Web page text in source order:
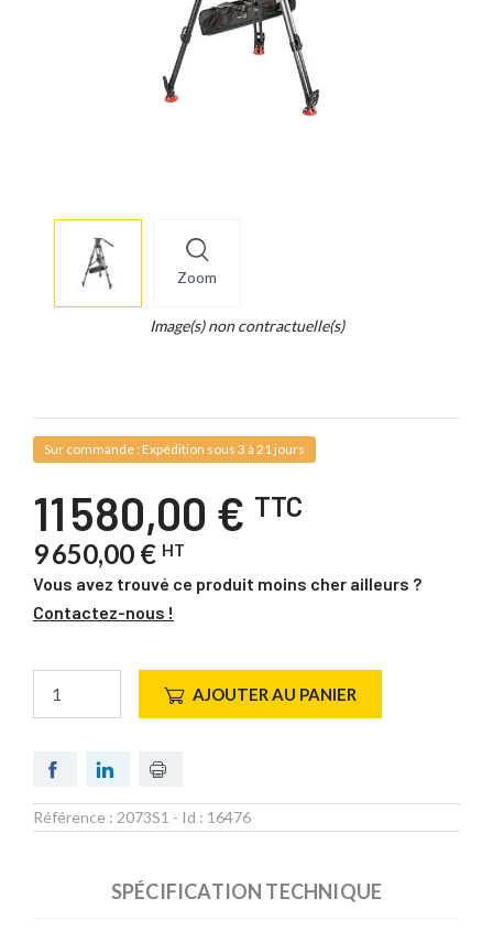
Zoom
info
Legend...
Image(s) non contractuelle(s)
Sur commande : Expédition sous 3 à 21 jours
11 580,00 € TTC
9 650,00 € HT
Vous avez trouvé ce produit moins cher ailleurs ?
Contactez-nous !
AJOUTER AU PANIER
Référence : 2073S1 - Id : 16476
SPÉCIFICATION TECHNIQUE